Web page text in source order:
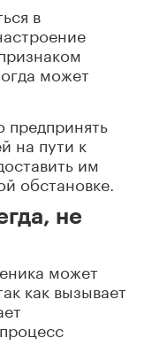
в
может
на пути к
им
обстановке.
не
может
как вызывает